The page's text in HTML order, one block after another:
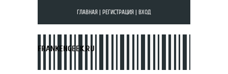
ГЛАВНАЯ РЕГИСТРАЦИЯ ВХОД
FRANKENGEEK.RU